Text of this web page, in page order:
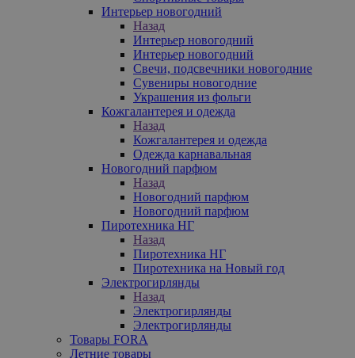
Интерьер новогодний
Назад
Интерьер новогодний
Интерьер новогодний
Свечи, подсвечники новогодние
Сувениры новогодние
Украшения из фольги
Кожгалантерея и одежда
Назад
Кожгалантерея и одежда
Одежда карнавальная
Новогодний парфюм
Назад
Новогодний парфюм
Новогодний парфюм
Пиротехника НГ
Назад
Пиротехника НГ
Пиротехника на Новый год
Электрогирлянды
Назад
Электрогирлянды
Электрогирлянды
Товары FORA
Летние товары